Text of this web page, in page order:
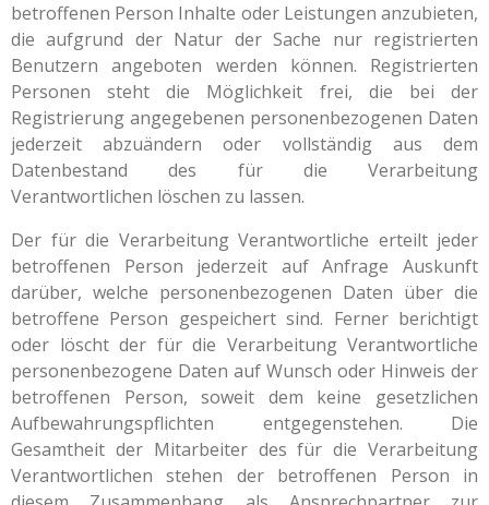
betroffenen Person Inhalte oder Leistungen anzubieten,
die aufgrund der Natur der Sache nur registrierten
Benutzern angeboten werden können. Registrierten
Personen steht die Möglichkeit frei, die bei der
Registrierung angegebenen personenbezogenen Daten
jederzeit abzuändern oder vollständig aus dem
Datenbestand des für die Verarbeitung
Verantwortlichen löschen zu lassen.
Der für die Verarbeitung Verantwortliche erteilt jeder
betroffenen Person jederzeit auf Anfrage Auskunft
darüber, welche personenbezogenen Daten über die
betroffene Person gespeichert sind. Ferner berichtigt
oder löscht der für die Verarbeitung Verantwortliche
personenbezogene Daten auf Wunsch oder Hinweis der
betroffenen Person, soweit dem keine gesetzlichen
Aufbewahrungspflichten entgegenstehen. Die
Gesamtheit der Mitarbeiter des für die Verarbeitung
Verantwortlichen stehen der betroffenen Person in